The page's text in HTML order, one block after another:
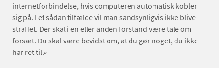
internetforbindelse, hvis computeren automatisk kobler
sig på. I et sådan tilfælde vil man sandsynligvis ikke blive
straffet. Der skal i en eller anden forstand være tale om
forsæt. Du skal være bevidst om, at du gør noget, du ikke
har ret til.«